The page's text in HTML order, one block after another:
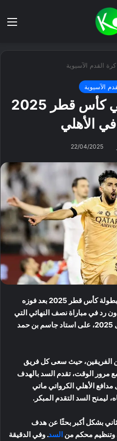
كرة القدم الآسيوية
الآسيوية
السد يتأهل لنهائي كأس قطر 2025
في الأهلي
22/04/2025
إلى المباراة النهائية لبطولة كأس قطر 2025 بعد فوزه
رد في مباراة نصف النهائي التي
أقيمت مساء يوم الثلاثاء 22 أبريل 2025، على استاد جاسم بن حمد
الفريقين، حيث سعى كل فريق
مرور الوقت، تقدم السد بالهدف
30 بعدما سجل مدافع الأهلي الكرواتي ماتي
ليمنح السد التقدم المبكر.
بشكل أكبر بحثًا عن هدف
وتنظيم محكم من السد. وفي الدقيقة